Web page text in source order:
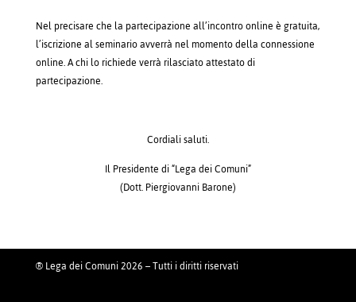
Nel precisare che la partecipazione all’incontro online è gratuita,
l’iscrizione al seminario avverrà nel momento della connessione
online. A chi lo richiede verrà rilasciato attestato di
partecipazione.
Cordiali saluti.
Il Presidente di “Lega dei Comuni”
(Dott. Piergiovanni Barone)
® Lega dei Comuni 2026 – Tutti i diritti riservati